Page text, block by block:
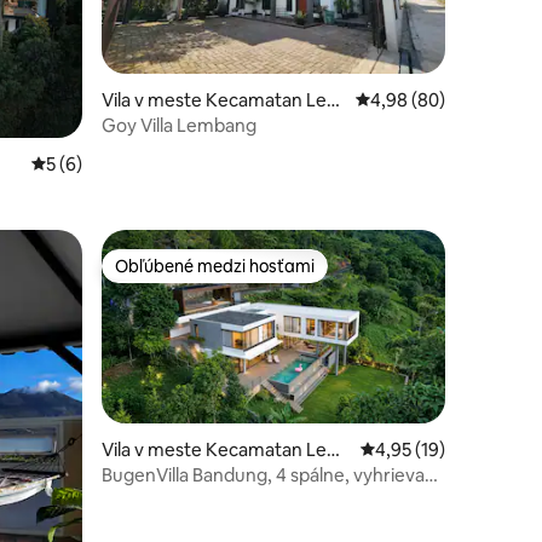
5
Priemerné ohodnotenie 5 z 5, počet hodnotení: 6
5 (6)
Vila v meste Kecamatan Lem
bang
Priemerné
4,98 (80)
Goy Villa Lembang
Obľúbené medzi hosťami
Obľúbené medzi hosťami
Vila v meste Kecamatan Lem
bang
Priemerné
4,95 (19)
BugenVilla Bandung, 4 spálne, vyhrievaný